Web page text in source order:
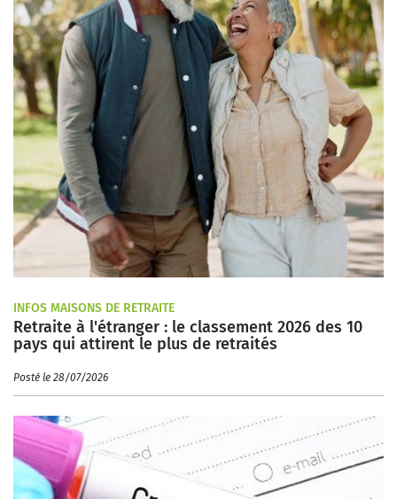
INFOS MAISONS DE RETRAITE
Retraite à l'étranger : le classement 2026 des 10
pays qui attirent le plus de retraités
Posté le 28/07/2026